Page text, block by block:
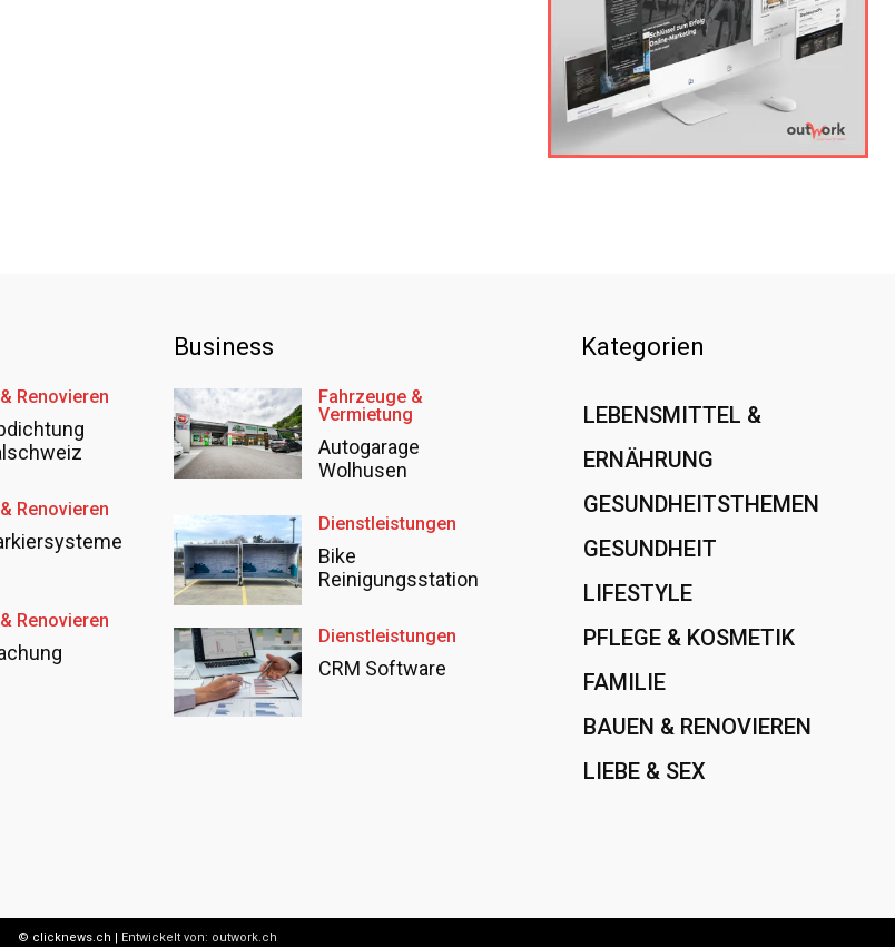
Renovieren
Renovieren
Renovieren
Business
Fahrzeuge &
Vermietung
Autogarage
Wolhusen
Dienstleistungen
Bike
Reinigungsstation
Dienstleistungen
CRM Software
Kategorien
LEBENSMITTEL &
ERNÄHRUNG
GESUNDHEITSTHEMEN
GESUNDHEIT
LIFESTYLE
PFLEGE & KOSMETIK
FAMILIE
BAUEN & RENOVIEREN
LIEBE & SEX
© clicknews.ch | Entwickelt von: outwork.ch